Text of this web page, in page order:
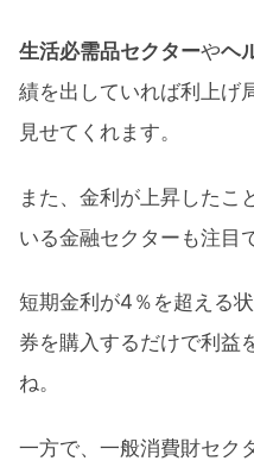
生活必需品セクターやヘ
績を出していれば利上げ
見せてくれます。
また、金利が上昇したこ
いる金融セクターも注目
短期金利が4％を超える
券を購入するだけで利益
ね。
一方で、一般消費財セク